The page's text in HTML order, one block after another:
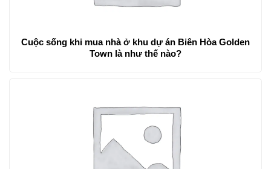
Cuộc sống khi mua nhà ở khu dự án Biên Hòa Golden
Town là như thế nào?